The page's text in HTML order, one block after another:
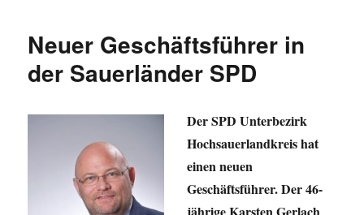
Birgit
Europäische
Parlament
Neuer Geschäftsführer in
der Sauerländer SPD
Der SPD Unterbezirk
Hochsauerlandkreis hat
einen neuen
Geschäftsführer. Der 46-